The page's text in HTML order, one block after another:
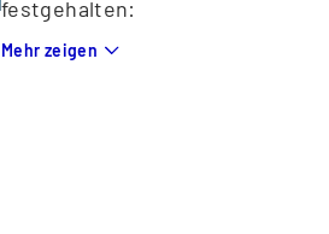
festgehalten:
„Entwicklung von
Mehr zeigen